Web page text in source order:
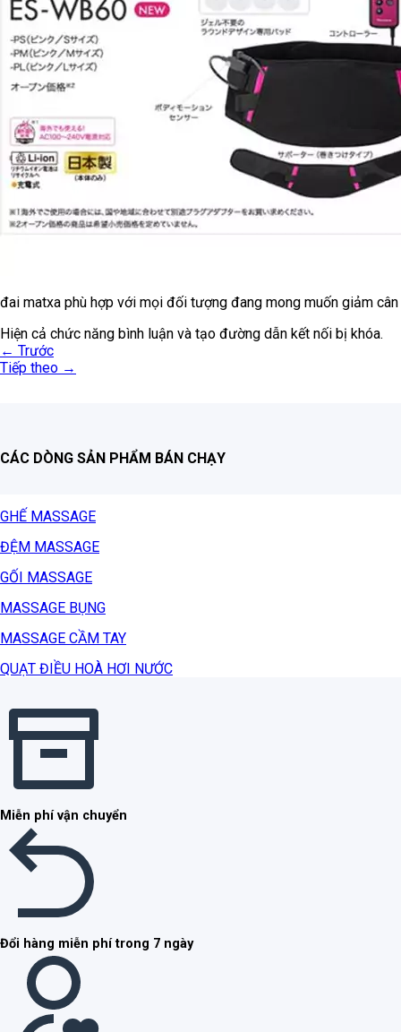
đai matxa phù hợp với mọi đối tượng đang mong muốn giảm cân
Hiện cả chức năng bình luận và tạo đường dẫn kết nối bị khóa.
← Trước
Tiếp theo →
CÁC DÒNG SẢN PHẨM BÁN CHẠY
GHẾ MASSAGE
ĐỆM MASSAGE
GỐI MASSAGE
MASSAGE BỤNG
MASSAGE CẦM TAY
QUẠT ĐIỀU HOÀ HƠI NƯỚC
Miễn phí vận chuyển
Đổi hàng miễn phí trong 7 ngày